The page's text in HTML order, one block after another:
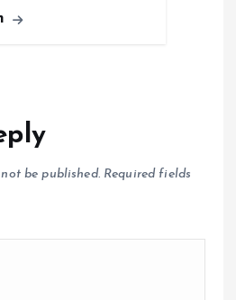
be published. Required fields